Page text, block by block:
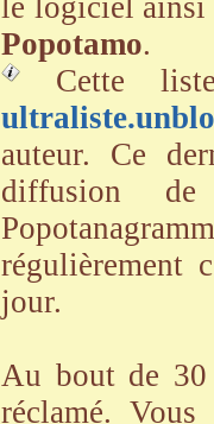
le logiciel ainsi
Popotamo.
Cette
auteur. Ce
diffusion
régulièrement
jour.
Au bout de 30
réclamé.